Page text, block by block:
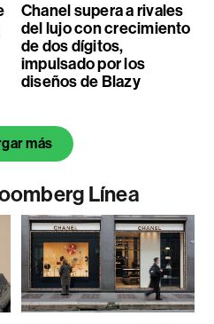
Chanel supera a rivales
del lujo con crecimiento
de dos dígitos,
impulsado por los
diseños de Blazy
más
Línea